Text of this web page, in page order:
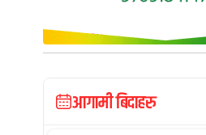
आगामी बिदाहरु